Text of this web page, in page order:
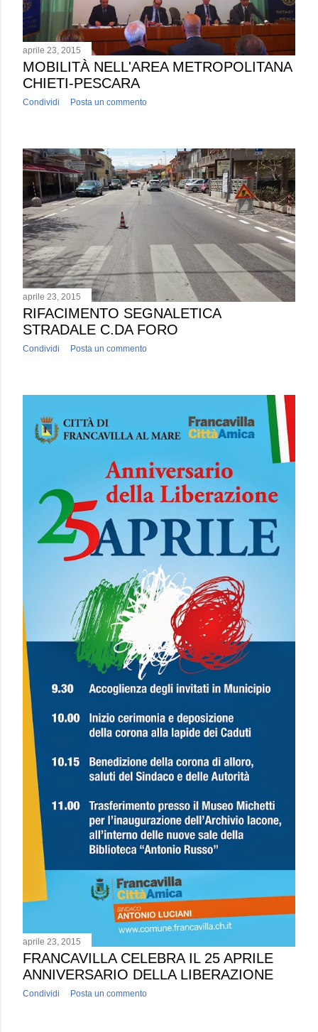
aprile 23, 2015
MOBILITÀ NELL'AREA METROPOLITANA
CHIETI-PESCARA
Condividi Posta un commento
aprile 23, 2015
RIFACIMENTO SEGNALETICA
STRADALE C.DA FORO
Condividi Posta un commento
aprile 23, 2015
FRANCAVILLA CELEBRA IL 25 APRILE
ANNIVERSARIO DELLA LIBERAZIONE
Condividi Posta un commento